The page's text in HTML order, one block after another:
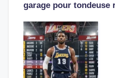
garage pour tondeuse